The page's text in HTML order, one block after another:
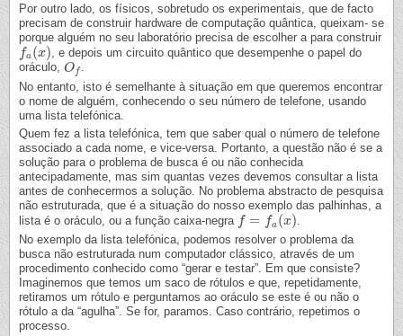
Por outro lado, os físicos, sobretudo os experimentais, que de facto
precisam de construir hardware de computação quântica, queixam- se
porque alguém no seu laboratório precisa de escolher a para construir
fa (x)
fa( x)
, e depois um circuito quântico que desempenhe o papel do
oráculo, O f
Of .
No entanto, isto é semelhante à situação em que queremos encontrar
o nome de alguém, conhecendo o seu número de telefone, usando
uma lista telefónica.
Quem fez a lista telefónica, tem que saber qual o número de telefone
associado a cada nome, e vice-versa. Portanto, a questão não é se a
solução para o problema de busca é ou não conhecida
antecipadamente, mas sim quantas vezes devemos consultar a lista
antes de conhecermos a solução. No problema abstracto de pesquisa
não estruturada, que é a situação do nosso exemplo das palhinhas, a
lista é o oráculo, ou a função caixa-negra f = fa (x)
f= fa( x)
.
No exemplo da lista telefónica, podemos resolver o problema da
busca não estruturada num computador clássico, através de um
procedimento conhecido como “gerar e testar”. Em que consiste?
Imaginemos que temos um saco de rótulos e que, repetidamente,
retiramos um rótulo e perguntamos ao oráculo se este é ou não o
rótulo a da “agulha”. Se for, paramos. Caso contrário, repetimos o
processo.